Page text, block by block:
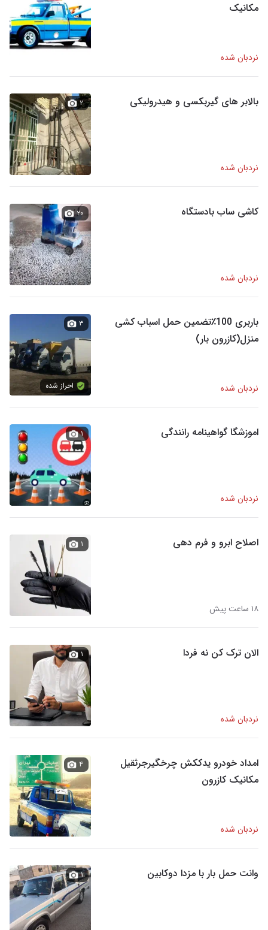
مکانیک
نردبان شده
بالابر های گیربکسی و هیدرولیکی
نردبان شده
۲
کاشی ساب بادستگاه
نردبان شده
۲۰
باربری 100٪تضمین حمل اسباب‌ کشی
منزل(کازرون بار)
نردبان شده
۳
احراز شده
اموزشگا گواهینامه رانندگی
نردبان شده
۱
اصلاح ابرو و فرم دهی
۱۸ ساعت پیش
۱
الان ترک کن نه فردا
نردبان شده
۱
امداد خودرو یدککش چرخگیرجرثقیل
مکانیک کازرون
نردبان شده
۴
وانت حمل بار با مزدا دوکابین ۱